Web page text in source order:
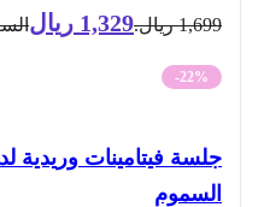
1,699 ريال. 1,329 ريالالسعر
-22%
جلسة فيتامينات وريدية
السموم